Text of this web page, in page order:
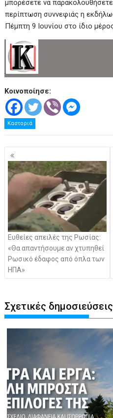
.
Κοινοποίησε:
Καστοριά
Πλοήγηση
άρθρων
Ευθείες απειλές της Ρωσίας:
«Θα απαντήσουμε αν χτυπηθεί
Ρωσικό έδαφος από όπλα των
ΗΠΑ»
Σχετικές δημοσιεύσεις